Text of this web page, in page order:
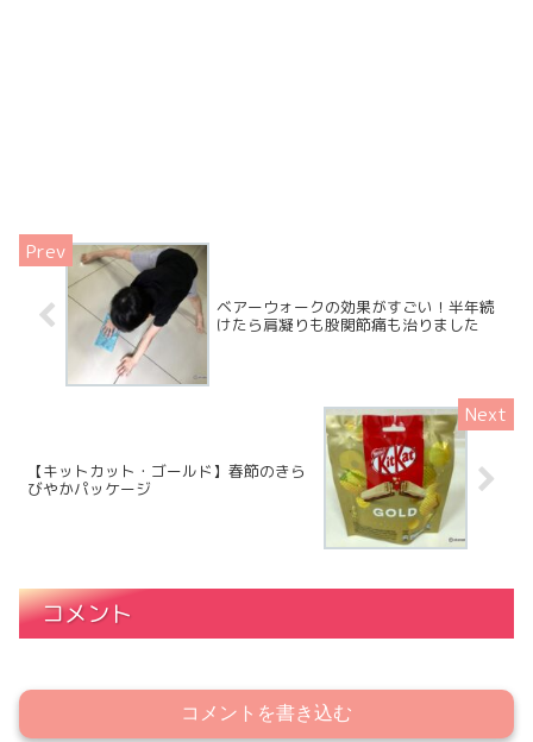
ベアーウォークの効果がすごい！半年続
けたら肩凝りも股関節痛も治りました
【キットカット・ゴールド】春節のきら
びやかパッケージ
コメント
コメントを書き込む